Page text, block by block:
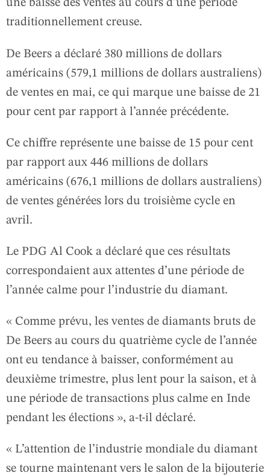
une baisse des ventes au cours d’une période
traditionnellement creuse.
De Beers a déclaré 380 millions de dollars
américains (579,1 millions de dollars australiens)
de ventes en mai, ce qui marque une baisse de 21
pour cent par rapport à l’année précédente.
Ce chiffre représente une baisse de 15 pour cent
par rapport aux 446 millions de dollars
américains (676,1 millions de dollars australiens)
de ventes générées lors du troisième cycle en
avril.
Le PDG Al Cook a déclaré que ces résultats
correspondaient aux attentes d’une période de
l’année calme pour l’industrie du diamant.
« Comme prévu, les ventes de diamants bruts de
De Beers au cours du quatrième cycle de l’année
ont eu tendance à baisser, conformément au
deuxième trimestre, plus lent pour la saison, et à
une période de transactions plus calme en Inde
pendant les élections », a-t-il déclaré.
« L’attention de l’industrie mondiale du diamant
se tourne maintenant vers le salon de la bijouterie